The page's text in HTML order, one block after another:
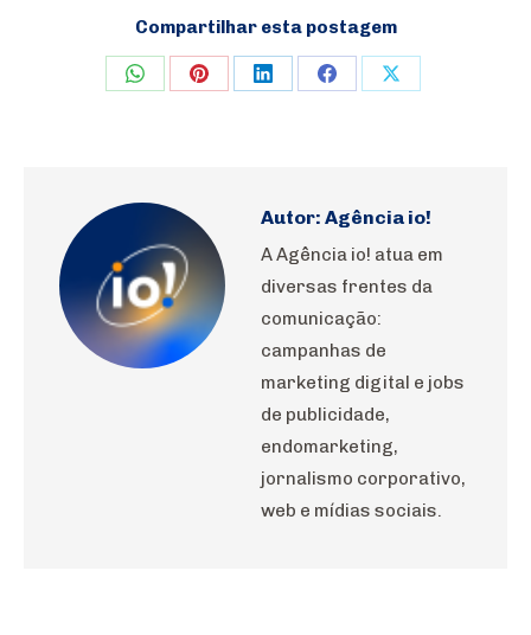
Compartilhar esta postagem
Share Share Share Share Share
Autor: Agência io!
A Agência io! atua em
diversas frentes da
comunicação:
campanhas de
marketing digital e jobs
de publicidade,
endomarketing,
jornalismo corporativo,
web e mídias sociais.